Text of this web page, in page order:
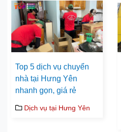
Top 5 dịch vụ chuyển
nhà tại Hưng Yên
nhanh gọn, giá rẻ
Dịch vụ tại Hưng Yên